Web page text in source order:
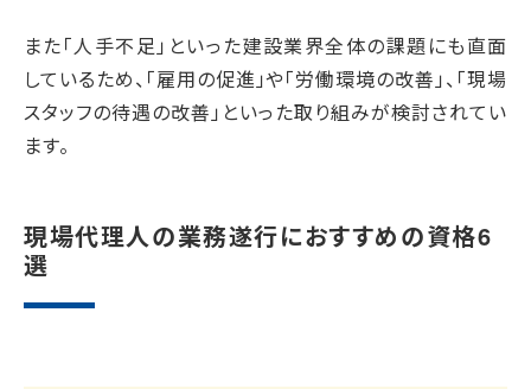
また「人手不足」といった建設業界全体の課題にも直面
しているため、「雇用の促進」や「労働環境の改善」、「現場
スタッフの待遇の改善」といった取り組みが検討されてい
ます。
現場代理人の業務遂行におすすめの資格6
選